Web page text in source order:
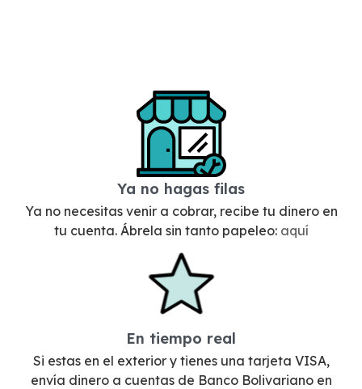
Ya no hagas filas
Ya no necesitas venir a cobrar, recibe tu dinero en
tu cuenta. Ábrela sin tanto papeleo: aquí
En tiempo real
Si estas en el exterior y tienes una tarjeta VISA,
envía dinero a cuentas de Banco Bolivariano en